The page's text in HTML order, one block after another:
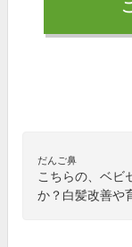
だんご鼻
こちらの、ベビ
か？白髪改善や